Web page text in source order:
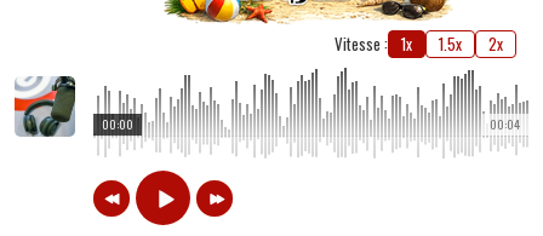
Vitesse : 1x 1.5x 2x
00:04
00:00